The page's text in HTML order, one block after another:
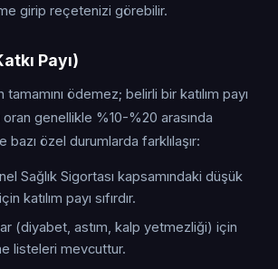
girip reçetenizi görebilir.
Payı)
ödemez; belirli bir katılım payı
oran genellikle %10-%20 arasında
özel durumlarda farklılaşır:
Sağlık Sigortası kapsamındaki düşük
katılım payı sıfırdır.
(diyabet, astım, kalp yetmezliği) için
listeleri mevcuttur.